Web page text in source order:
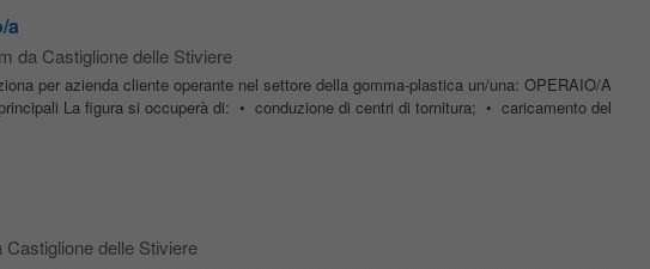
a
da Castiglione delle Stiviere
per azienda cliente operante nel settore della gomma-plastica un/una: OPERAIO/A
La figura si occuperà di: • conduzione di centri di tornitura; • caricamento del
delle Stiviere